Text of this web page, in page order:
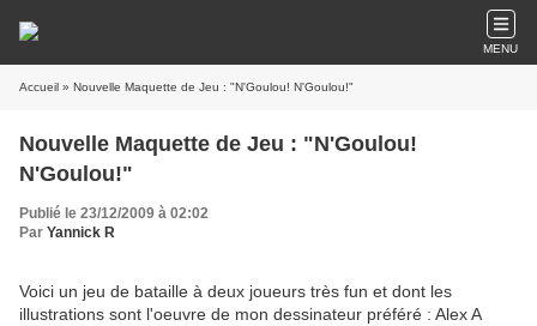
MENU
Accueil » Nouvelle Maquette de Jeu : "N'Goulou! N'Goulou!"
Nouvelle Maquette de Jeu : "N'Goulou!
N'Goulou!"
Publié le 23/12/2009 à 02:02
Par Yannick R
Voici un jeu de bataille à deux joueurs très fun et dont les
illustrations sont l'oeuvre de mon dessinateur préféré : Alex A